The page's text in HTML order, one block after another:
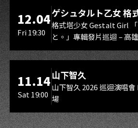
LIVE WAREHOUSE 小庫
12.04
Fri 19:30
ゲシュタルト乙女 格
Gestalt Girl
格式塔少女 Gestalt Girl
と。」專輯發片巡迴 – 高
11.14
Sat 19:00
山下智久
山下智久 2026 巡迴演唱
場